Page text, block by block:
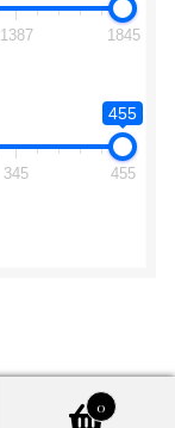
1387 1845
455
345 455
0